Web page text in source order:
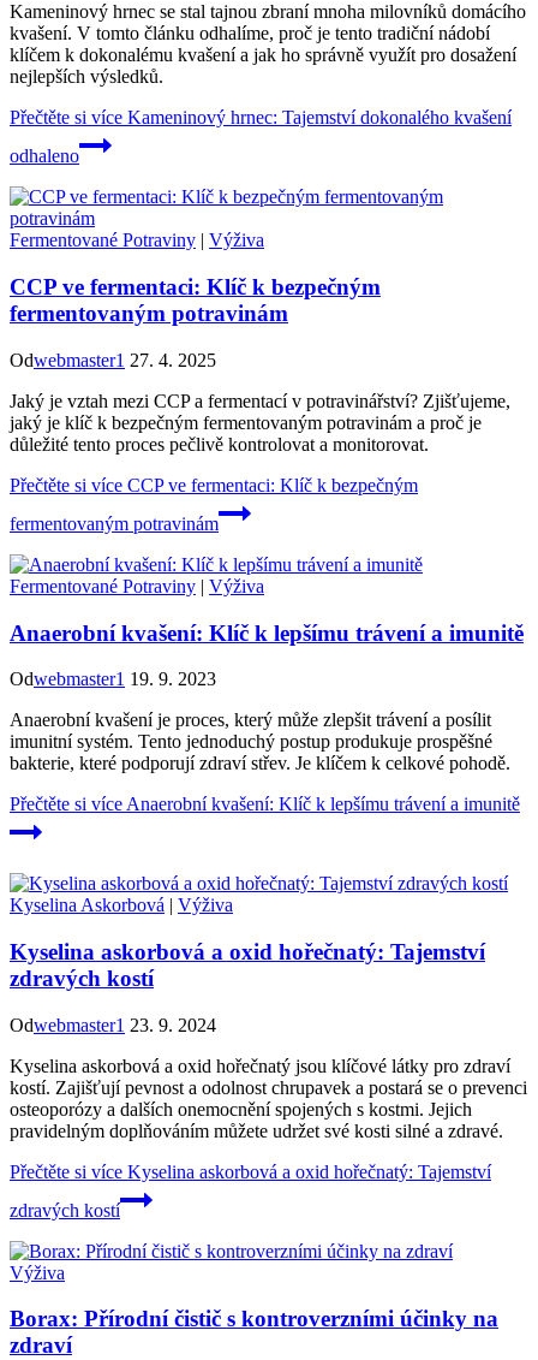
Kameninový hrnec se stal tajnou zbraní mnoha milovníků domácího
kvašení. V tomto článku odhalíme, proč je tento tradiční nádobí
klíčem k dokonalému kvašení a jak ho správně využít pro dosažení
nejlepších výsledků.
Přečtěte si více Kameninový hrnec: Tajemství dokonalého kvašení
odhaleno
Fermentované Potraviny | Výživa
CCP ve fermentaci: Klíč k bezpečným
fermentovaným potravinám
Odwebmaster1 27. 4. 2025
Jaký je vztah mezi CCP a fermentací v potravinářství? Zjišťujeme,
jaký je klíč k bezpečným fermentovaným potravinám a proč je
důležité tento proces pečlivě kontrolovat a monitorovat.
Přečtěte si více CCP ve fermentaci: Klíč k bezpečným
fermentovaným potravinám
Fermentované Potraviny | Výživa
Anaerobní kvašení: Klíč k lepšímu trávení a imunitě
Odwebmaster1 19. 9. 2023
Anaerobní kvašení je proces, který může zlepšit trávení a posílit
imunitní systém. Tento jednoduchý postup produkuje prospěšné
bakterie, které podporují zdraví střev. Je klíčem k celkové pohodě.
Přečtěte si více Anaerobní kvašení: Klíč k lepšímu trávení a imunitě
Kyselina Askorbová | Výživa
Kyselina askorbová a oxid hořečnatý: Tajemství
zdravých kostí
Odwebmaster1 23. 9. 2024
Kyselina askorbová a oxid hořečnatý jsou klíčové látky pro zdraví
kostí. Zajišťují pevnost a odolnost chrupavek a postará se o prevenci
osteoporózy a dalších onemocnění spojených s kostmi. Jejich
pravidelným doplňováním můžete udržet své kosti silné a zdravé.
Přečtěte si více Kyselina askorbová a oxid hořečnatý: Tajemství
zdravých kostí
Výživa
Borax: Přírodní čistič s kontroverzními účinky na
zdraví